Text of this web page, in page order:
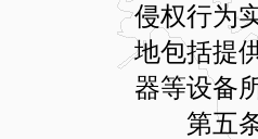
侵权行为
地包括提
器等设备
第五条